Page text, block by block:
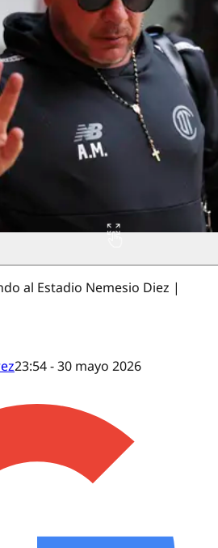
al Estadio Nemesio Diez |
23:54 - 30 mayo 2026